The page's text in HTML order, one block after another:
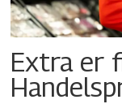
Extra er